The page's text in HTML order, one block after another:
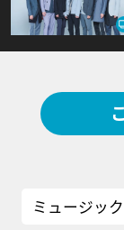
ミュージッ